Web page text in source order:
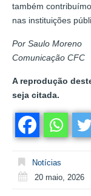
também
nas instituições
Por Saulo Moreno
Comunicação CFC
A reprodução
seja citada.
Notícias
20 maio, 2026